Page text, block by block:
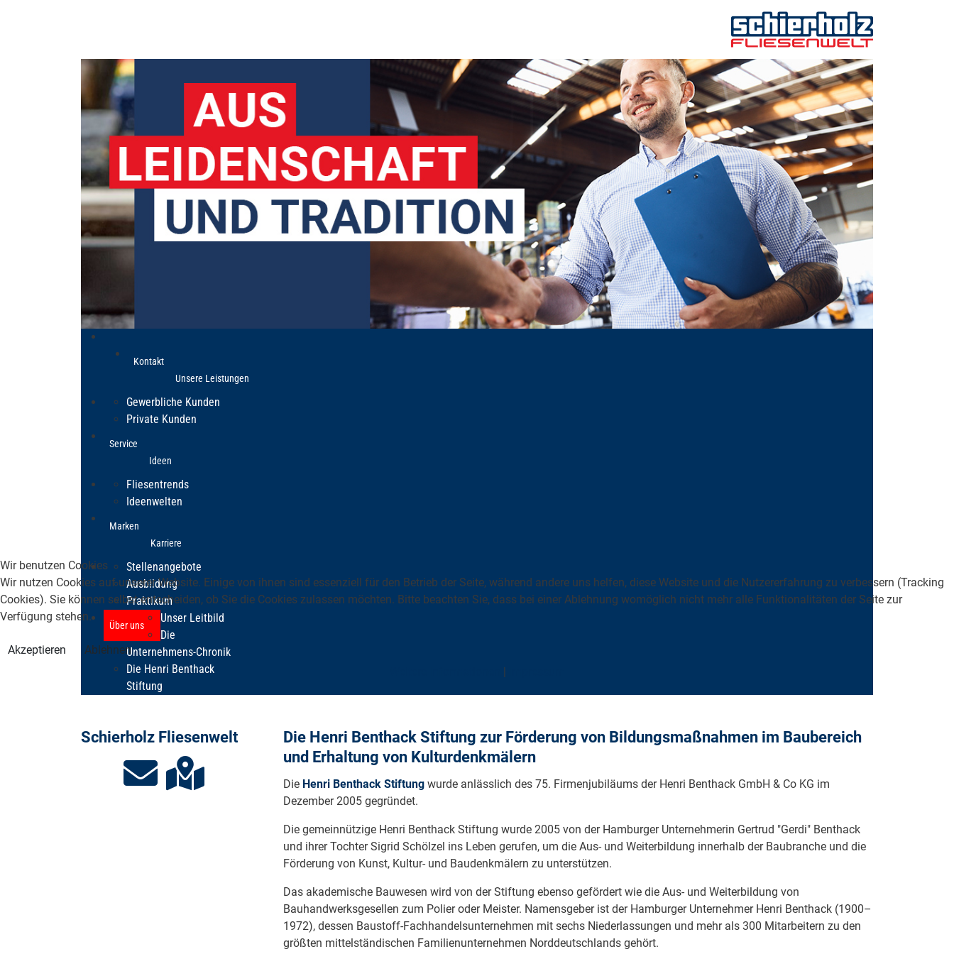
Kontakt
Unsere Leistungen
Gewerbliche Kunden
Private Kunden
Service
Ideen
Fliesentrends
Ideenwelten
Marken
Karriere
Stellenangebote
Ausbildung
Praktikum
Über uns
Unser Leitbild
Die
Unternehmens-Chronik
Die Henri Benthack
Stiftung
Schierholz Fliesenwelt
Die Henri Benthack Stiftung zur Förderung von Bildungsmaßnahmen im Baubereich
und Erhaltung von Kulturdenkmälern
Die Henri Benthack Stiftung wurde anlässlich des 75. Firmenjubiläums der Henri Benthack GmbH & Co KG im
Dezember 2005 gegründet.
Die gemeinnützige Henri Benthack Stiftung wurde 2005 von der Hamburger Unternehmerin Gertrud "Gerdi" Benthack
und ihrer Tochter Sigrid Schölzel ins Leben gerufen, um die Aus- und Weiterbildung innerhalb der Baubranche und die
Förderung von Kunst, Kultur- und Baudenkmälern zu unterstützen.
Das akademische Bauwesen wird von der Stiftung ebenso gefördert wie die Aus- und Weiterbildung von
Bauhandwerksgesellen zum Polier oder Meister. Namensgeber ist der Hamburger Unternehmer Henri Benthack (1900–
1972), dessen Baustoff-Fachhandelsunternehmen mit sechs Niederlassungen und mehr als 300 Mitarbeitern zu den
größten mittelständischen Familienunternehmen Norddeutschlands gehört.
Wir benutzen Cookies
Wir nutzen Cookies auf unserer Website. Einige von ihnen sind essenziell für den Betrieb der Seite, während andere uns helfen, diese Website und die Nutzererfahrung zu verbessern (Tracking
Cookies). Sie können selbst entscheiden, ob Sie die Cookies zulassen möchten. Bitte beachten Sie, dass bei einer Ablehnung womöglich nicht mehr alle Funktionalitäten der Seite zur
Verfügung stehen.
Akzeptieren
Ablehnen
|